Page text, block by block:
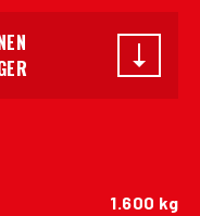
1.600 kg